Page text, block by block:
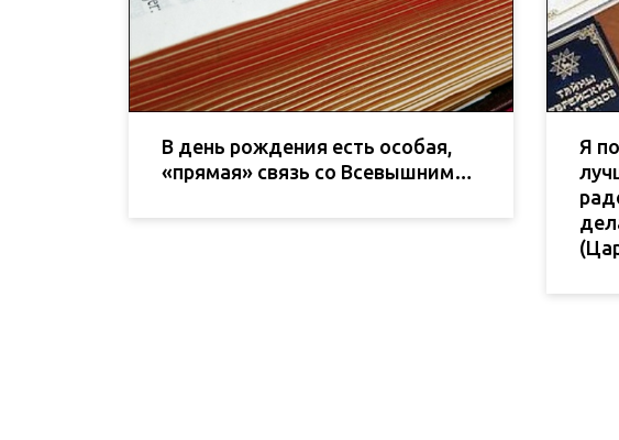
В день рождения есть особая,
«прямая» связь со Всевышним…
Я